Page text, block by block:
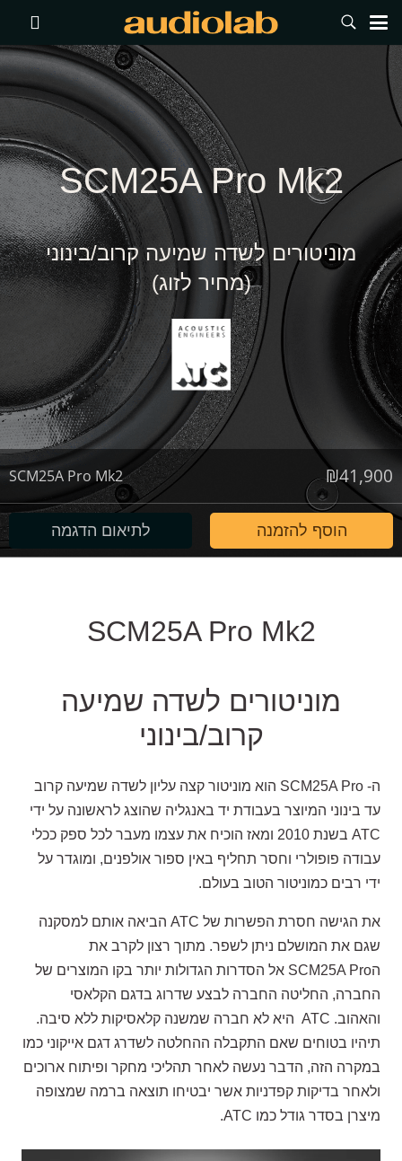
SCM25A Pro Mk2
מוניטורים לשדה שמיעה קרוב/בינוני
(מחיר לזוג)
₪41,900
SCM25A Pro Mk2
הוסף להזמנה לתיאום הדגמה
SCM25A Pro Mk2
מוניטורים לשדה שמיעה
קרוב/בינוני
ה- SCM25A Pro הוא מוניטור קצה עליון לשדה שמיעה קרוב
עד בינוני המיוצר בעבודת יד באנגליה שהוצג לראשונה על ידי
ATC בשנת 2010 ומאז הוכיח את עצמו מעבר לכל ספק ככלי
עבודה פופולרי וחסר תחליף באין ספור אולפנים, ומוגדר על
ידי רבים כמוניטור הטוב בעולם.
את הגישה חסרת הפשרות של ATC הביאה אותם למסקנה
שגם את המושלם ניתן לשפר. מתוך רצון לקרב את
הSCM25A Pro אל הסדרות הגדולות יותר בקו המוצרים של
החברה, החליטה החברה לבצע שדרוג בדגם הקלאסי
והאהוב. ATC היא לא חברה שמשנה קלאסיקות ללא סיבה.
תיהיו בטוחים שאם התקבלה ההחלטה לשדרג דגם אייקוני כמו
במקרה הזה, הדבר נעשה לאחר תהליכי מחקר ופיתוח ארוכים
ולאחר בדיקות קפדניות אשר יבטיחו תוצאה ברמה שמצופה
מיצרן בסדר גודל כמו ATC.